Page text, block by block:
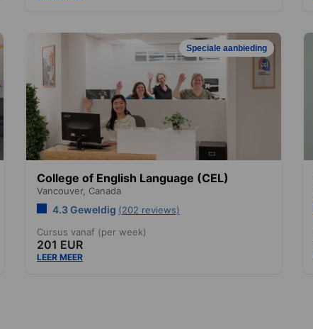
Speciale aanbieding
College of English Language (CEL)
Vancouver, Canada
4.3 Geweldig (202 reviews)
Cursus vanaf (per week)
201 EUR
LEER MEER